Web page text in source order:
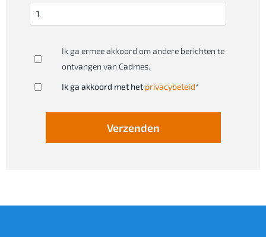
Ik ga ermee akkoord om andere berichten te
ontvangen van Cadmes.
Ik ga akkoord met het privacybeleid*